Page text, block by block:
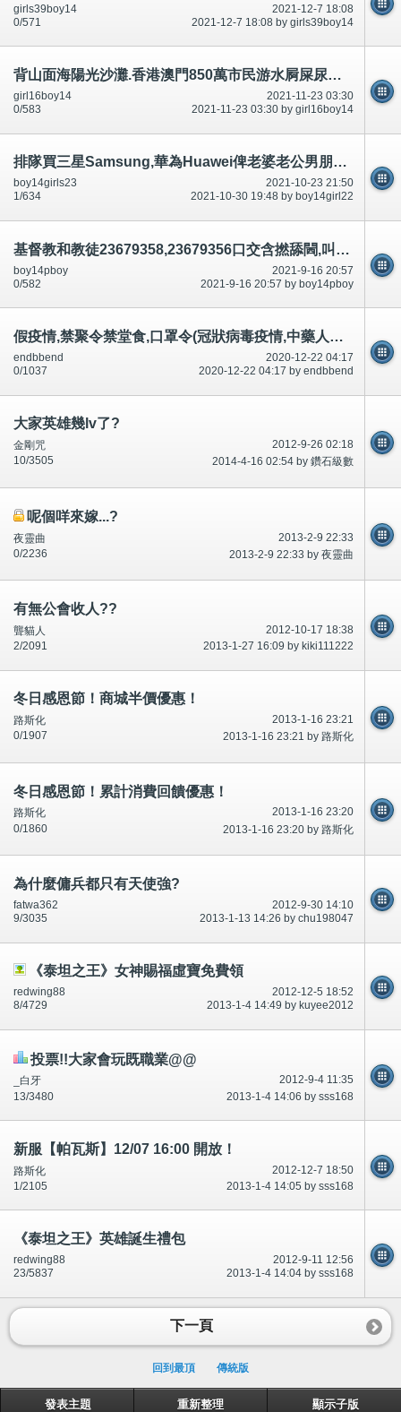
2021-12-7 18:08
girls39boy14
2021-12-7 18:08 by girls39boy14
0/571
背山面海陽光沙灘.香港澳門850萬市民游水屙屎尿飛鳥尿屎,精神科警察,廉署政府,公安RTHK等等on99,還有？
2021-11-23 03:30
girl16boy14
2021-11-23 03:30 by girl16boy14
0/583
排隊買三星Samsung,華為Huawei俾老婆老公男朋友,政府講$2100手機媲美好過Samsung華為-腦殘有圖-公開
2021-10-23 21:50
boy14girls23
2021-10-30 19:48 by boy14girl22
1/634
基督教和教徒23679358,23679356口交含撚舔閪,叫市民唔好,自己無問題可以,市民提起就爭住講,垃圾醫科
2021-9-16 20:57
boy14pboy
2021-9-16 20:57 by boy14pboy
0/582
假疫情,禁聚令禁堂食,口罩令(冠狀病毒疫情,中藥人參當歸延年益壽百毒不侵,呃錢?假疫情,其他事？）
2020-12-22 04:17
endbbend
2020-12-22 04:17 by endbbend
0/1037
大家英雄幾lv了?
2012-9-26 02:18
金剛咒
2014-4-16 02:54 by 鑽石級數
10/3505
呢個咩來嫁...?
2013-2-9 22:33
夜靈曲
2013-2-9 22:33 by 夜靈曲
0/2236
有無公會收人??
2012-10-17 18:38
聾貓人
2013-1-27 16:09 by kiki111222
2/2091
冬日感恩節！商城半價優惠！
2013-1-16 23:21
路斯化
2013-1-16 23:21 by 路斯化
0/1907
冬日感恩節！累計消費回饋優惠！
2013-1-16 23:20
路斯化
2013-1-16 23:20 by 路斯化
0/1860
為什麼傭兵都只有天使強?
2012-9-30 14:10
fatwa362
2013-1-13 14:26 by chu198047
9/3035
《泰坦之王》女神賜福虛寶免費領
2012-12-5 18:52
redwing88
2013-1-4 14:49 by kuyee2012
8/4729
投票!!大家會玩既職業@@
2012-9-4 11:35
_白牙
2013-1-4 14:06 by sss168
13/3480
新服【帕瓦斯】12/07 16:00 開放！
2012-12-7 18:50
路斯化
2013-1-4 14:05 by sss168
1/2105
《泰坦之王》英雄誕生禮包
2012-9-11 12:56
redwing88
2013-1-4 14:04 by sss168
23/5837
下一頁
回到最頂 傳統版
發表主題 重新整理 顯示子版